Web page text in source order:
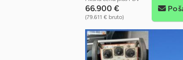
66.900 €
(79.611 € bruto)